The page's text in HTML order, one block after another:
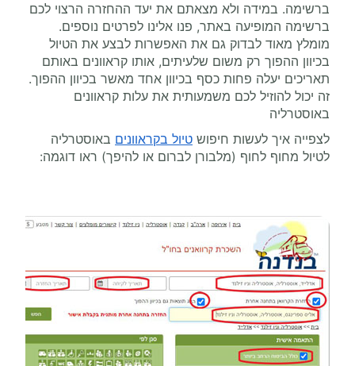
ברשימה. במידה ולא מצאתם את יעד ההחזרה הרצוי לכם
ברשימה המופיעה באתר, פנו אלינו לפרטים נוספים.
מומלץ מאוד לבדוק גם את האפשרות לבצע את הטיול
בכיוון ההפוך רק משום שלעיתים, אותו קראוונים באותם
תאריכים יעלה פחות כסף בכיוון אחד מאשר בכיוון ההפוך.
זה יכול להוזיל לכם משמעותית את עלות קראוונים
באוסטרליה
לצפייה איך לעשות חיפוש טיול בקראוונים באוסטרליה
לטיול מחוף לחוף (מלבורן לברום או להיפך) ראו דוגמה: